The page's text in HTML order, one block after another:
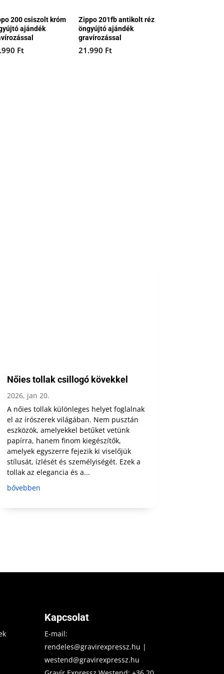
200 csiszolt króm
ajándék
Ft
Zippo 201fb antikolt réz
öngyújtó ajándék
gravírozással
21.990 Ft
Nőies tollak csillogó kövekkel
2026, jan 20.
A nőies tollak különleges helyet foglalnak
el az írószerek világában. Nem pusztán
eszközök, amelyekkel betűket vetünk
papírra, hanem finom kiegészítők,
amelyek egyszerre fejezik ki viselőjük
stílusát, ízlését és személyiségét. Ezek a
tollak az elegancia és a...
bővebben
Kapcsolat
E-mail:
rendeles@gravirexpressz.hu |
westend@gravirexpressz.hu